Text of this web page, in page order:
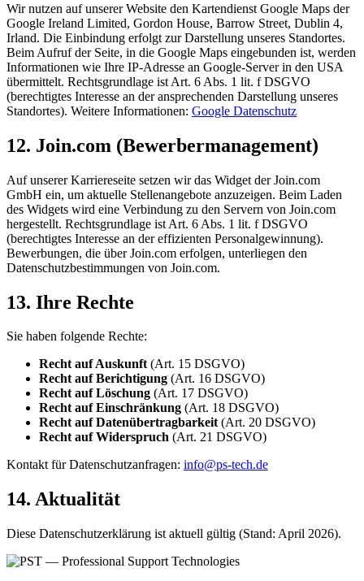
Wir nutzen auf unserer Website den Kartendienst Google Maps der
Google Ireland Limited, Gordon House, Barrow Street, Dublin 4,
Irland. Die Einbindung erfolgt zur Darstellung unseres Standortes.
Beim Aufruf der Seite, in die Google Maps eingebunden ist, werden
Informationen wie Ihre IP-Adresse an Google-Server in den USA
übermittelt. Rechtsgrundlage ist Art. 6 Abs. 1 lit. f DSGVO
(berechtigtes Interesse an der ansprechenden Darstellung unseres
Standortes). Weitere Informationen: Google Datenschutz
12. Join.com (Bewerbermanagement)
Auf unserer Karriereseite setzen wir das Widget der Join.com
GmbH ein, um aktuelle Stellenangebote anzuzeigen. Beim Laden
des Widgets wird eine Verbindung zu den Servern von Join.com
hergestellt. Rechtsgrundlage ist Art. 6 Abs. 1 lit. f DSGVO
(berechtigtes Interesse an der effizienten Personalgewinnung).
Bewerbungen, die über Join.com erfolgen, unterliegen den
Datenschutzbestimmungen von Join.com.
13. Ihre Rechte
Sie haben folgende Rechte:
Recht auf Auskunft(Art. 15 DSGVO)
Recht auf Berichtigung (Art. 16 DSGVO)
Recht auf Löschung (Art. 17 DSGVO)
Recht auf Einschränkung (Art. 18 DSGVO)
Recht auf Datenübertragbarkeit(Art. 20 DSGVO)
Recht auf Widerspruch (Art. 21 DSGVO)
Kontakt für Datenschutzanfragen: info@ps-tech.de
14. Aktualität
Diese Datenschutzerklärung ist aktuell gültig (Stand: April 2026).